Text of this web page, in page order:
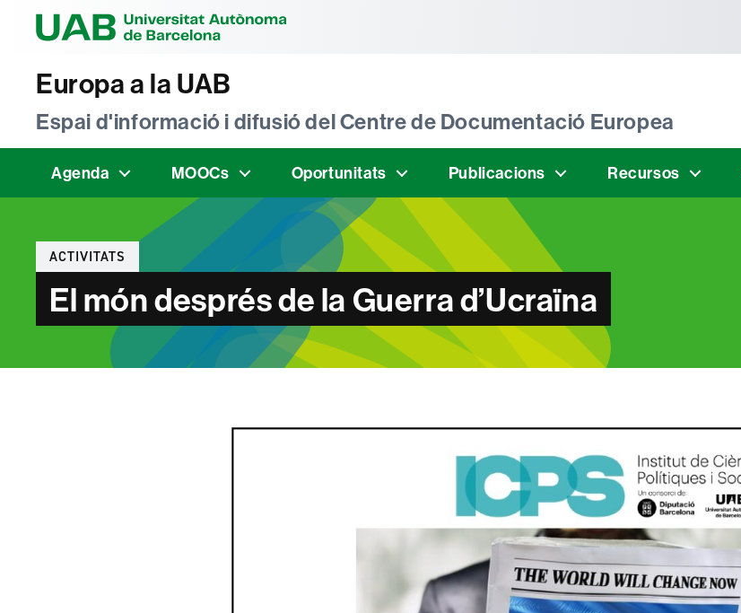
Europa a la UAB
Espai d'informació i difusió del Centre de Documentació Europea
Agenda MOOCs Oportunitats Publicacions Recursos
Categories
ACTIVITATS
El món després de la Guerra d’Ucraïna